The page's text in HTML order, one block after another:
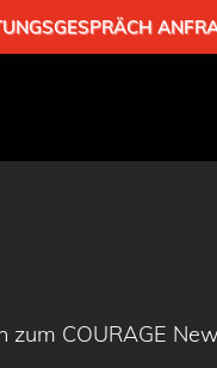
zum COURAGE